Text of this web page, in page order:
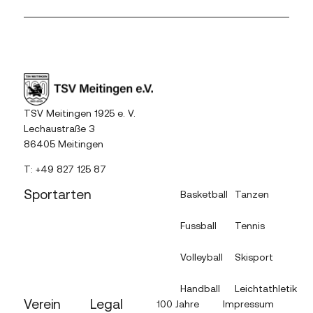
TSV Meitingen 1925 e. V.
Lechaustraße 3
86405 Meitingen
T: +49 827 125 87
Sportarten Basketball
Fussball
Volleyball
Handball
Tanzen
Tennis
Skisport
Leichtathletik
Verein Legal 100 Jahre Impressum